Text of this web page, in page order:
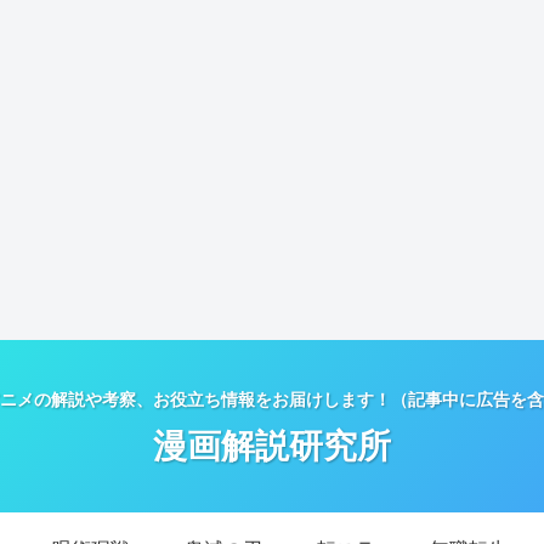
メの解説や考察、お役立ち情報をお届けします！（記事中に広告を
漫画解説研究所